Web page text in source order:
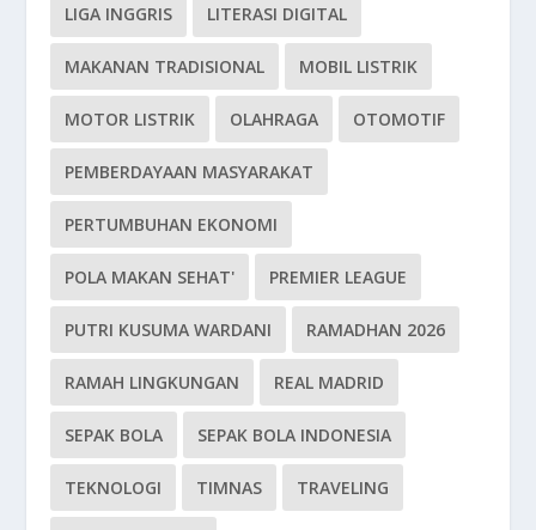
LIGA INGGRIS LITERASI DIGITAL
MAKANAN TRADISIONAL MOBIL LISTRIK
MOTOR LISTRIK OLAHRAGA OTOMOTIF
PEMBERDAYAAN MASYARAKAT
PERTUMBUHAN EKONOMI
POLA MAKAN SEHAT' PREMIER LEAGUE
PUTRI KUSUMA WARDANI RAMADHAN 2026
RAMAH LINGKUNGAN REAL MADRID
SEPAK BOLA SEPAK BOLA INDONESIA
TEKNOLOGI TIMNAS TRAVELING